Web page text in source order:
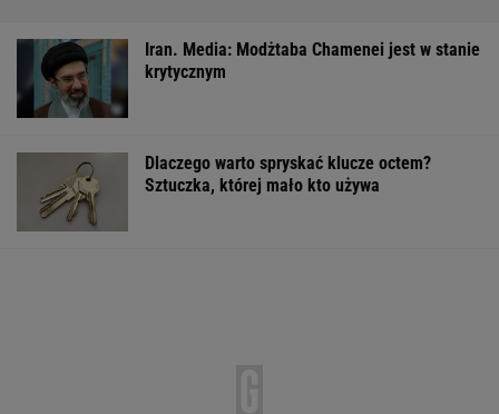
Iran. Media: Modżtaba Chamenei jest w stanie
krytycznym
Dlaczego warto spryskać klucze octem?
Sztuczka, której mało kto używa